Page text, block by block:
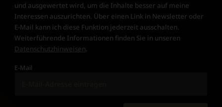
und ausgewertet wird, um die Inhalte besser auf meine
Interessen auszurichten. Über einen Link in Newsletter oder
E-Mail kann ich diese Funktion jederzeit ausschalten.
Weiterführende Informationen finden Sie in unseren
Datenschutzhinweisen.
E-Mail